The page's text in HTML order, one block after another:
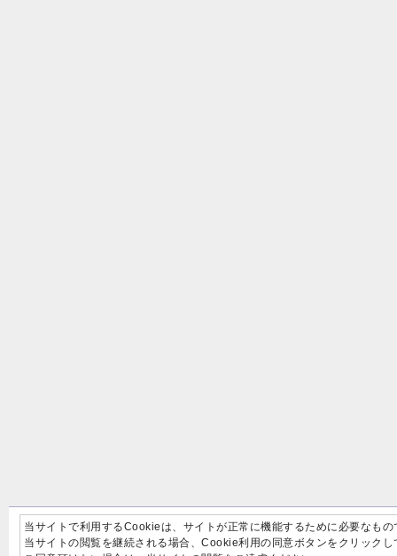
当サイトで利用するCookieは、サイトが正常に機能するために必要なもの
当サイトの閲覧を継続される場合、Cookie利用の同意ボタンをクリックし